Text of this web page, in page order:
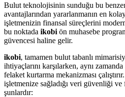
Bulut teknolojisinin sunduğu bu
avantajlarından yararlanmanın en
işletmenizin finansal süreçlerini
bu noktada ikobi ön muhasebe
güvencesi haline gelir.
ikobi, tamamen bulut tabanlı
ihtiyaçlarını karşılarken, aynı
felaket kurtarma mekanizması çalıştırır.
işletmenize sağladığı veri güvenliği
şunlardır: